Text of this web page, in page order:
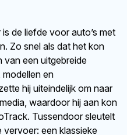
de liefde voor auto’s met
Zo snel als dat het kon
van een uitgebreide
en
hij uiteindelijk om naar
waardoor hij aan kon
Tussendoor sleutelt
vervoer: een klassieke